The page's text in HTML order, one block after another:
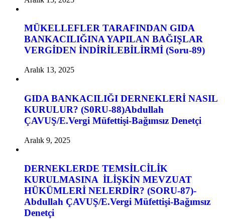
MÜKELLEFLER TARAFINDAN GIDA
BANKACILIĞINA YAPILAN BAĞIŞLAR
VERGİDEN İNDİRİLEBİLİRMİ (Soru-89)
Aralık 13, 2025
GIDA BANKACILIĞI DERNEKLERİ NASIL
KURULUR? (S0RU-88)Abdullah
ÇAVUŞ/E.Vergi Müfettişi-Bağımsız Denetçi
Aralık 9, 2025
DERNEKLERDE TEMSİLCİLİK
KURULMASINA İLİŞKİN MEVZUAT
HÜKÜMLERİ NELERDİR? (SORU-87)-
Abdullah ÇAVUŞ/E.Vergi Müfettişi-Bağımsız
Denetçi